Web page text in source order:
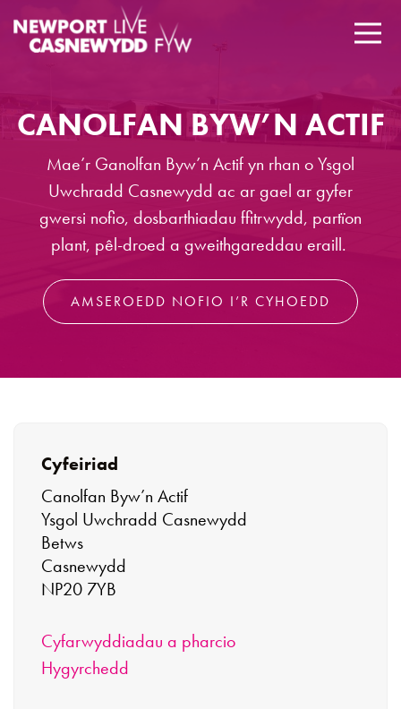
CANOLFAN BYW’N ACTIF
Mae’r Ganolfan Byw’n Actif yn rhan o Ysgol
Uwchradd Casnewydd ac ar gael ar gyfer
gwersi nofio, dosbarthiadau ffitrwydd, partïon
plant, pêl-droed a gweithgareddau eraill.
AMSEROEDD NOFIO I’R CYHOEDD
Cyfeiriad
Canolfan Byw’n Actif
Ysgol Uwchradd Casnewydd
Betws
Casnewydd
NP20 7YB
Cyfarwyddiadau a pharcio
Hygyrchedd